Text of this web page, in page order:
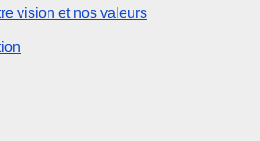
vision et nos valeurs